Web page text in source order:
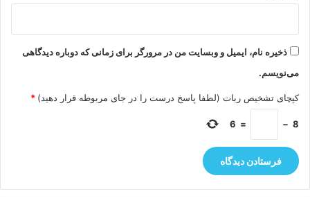
ذخیره نام، ایمیل و وبسایت من در مرورگر برای زمانی که دوباره دیدگاهی
می‌نویسم.
کپچای تشخیص ربات (لطفا پاسخ درست را در جای مربوطه قرار دهید) *
8
−
=
6